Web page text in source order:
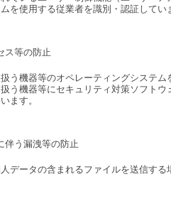
を使用する従業者を識別・認証してい
ス等の防止
う機器等のオペレーティングシステム
う機器等にセキュリティ対策ソフト
ます。
伴う漏洩等の防止
データの含まれるファイルを送信す